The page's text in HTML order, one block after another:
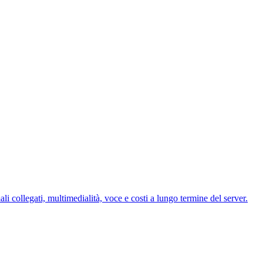
collegati, multimedialità, voce e costi a lungo termine del server.